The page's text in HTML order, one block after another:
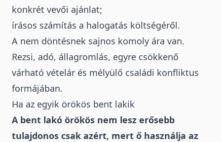
konkrét vevői ajánlat;
írásos számítás a halogatás költségéről.
A nem döntésnek sajnos komoly ára van.
Rezsi, adó, állagromlás, egyre csökkenő
várható vételár és mélyülő családi konfliktus
formájában.
Ha az egyik örökös bent lakik
A bent lakó örökös nem lesz erősebb
tulajdonos csak azért, mert ő használja az